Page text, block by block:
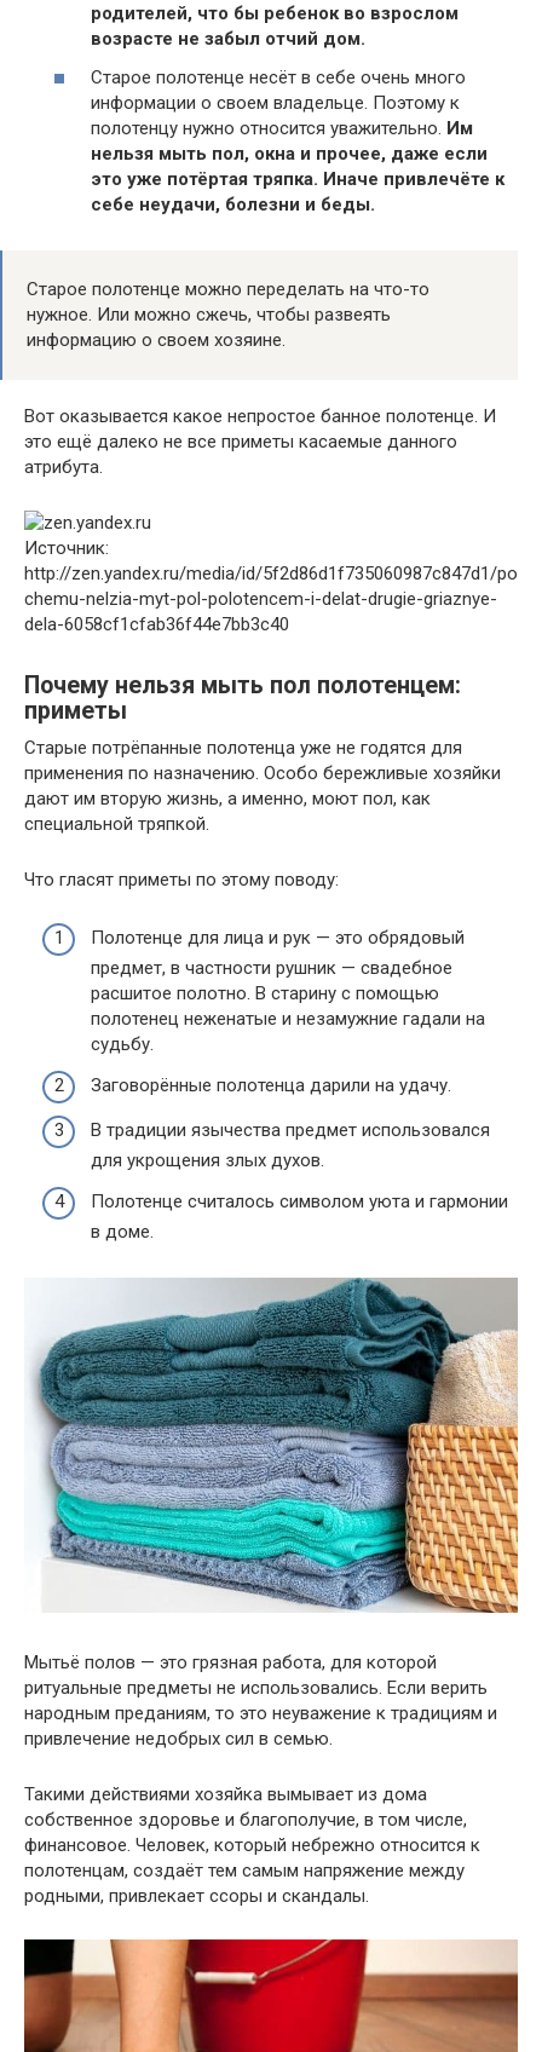
родителей, что бы ребенок во взрослом
возрасте не забыл отчий дом.
Старое полотенце несёт в себе очень много
информации о своем владельце. Поэтому к
полотенцу нужно относится уважительно. Им
нельзя мыть пол, окна и прочее, даже если
это уже потёртая тряпка. Иначе привлечёте к
себе неудачи, болезни и беды.
Старое полотенце можно переделать на что-то
нужное. Или можно сжечь, чтобы развеять
информацию о своем хозяине.
Вот оказывается какое непростое банное полотенце. И
это ещё далеко не все приметы касаемые данного
атрибута.
Источник:
http://zen.yandex.ru/media/id/5f2d86d1f735060987c847d1/po
chemu-nelzia-myt-pol-polotencem-i-delat-drugie-griaznye-
dela-6058cf1cfab36f44e7bb3c40
Почему нельзя мыть пол полотенцем:
приметы
Старые потрёпанные полотенца уже не годятся для
применения по назначению. Особо бережливые хозяйки
дают им вторую жизнь, а именно, моют пол, как
специальной тряпкой.
Что гласят приметы по этому поводу:
Полотенце для лица и рук — это обрядовый
предмет, в частности рушник — свадебное
расшитое полотно. В старину с помощью
полотенец неженатые и незамужние гадали на
судьбу.
Заговорённые полотенца дарили на удачу.
В традиции язычества предмет использовался
для укрощения злых духов.
Полотенце считалось символом уюта и гармонии
в доме.
Мытьё полов — это грязная работа, для которой
ритуальные предметы не использовались. Если верить
народным преданиям, то это неуважение к традициям и
привлечение недобрых сил в семью.
Такими действиями хозяйка вымывает из дома
собственное здоровье и благополучие, в том числе,
финансовое. Человек, который небрежно относится к
полотенцам, создаёт тем самым напряжение между
родными, привлекает ссоры и скандалы.